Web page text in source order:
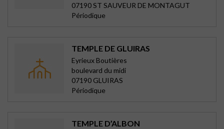
07190 ST SAUVEUR DE MONTAGUT
Périodique
TEMPLE DE GLUIRAS
Eyrieux Boutières
boulevard du midi
07190 GLUIRAS
Périodique
TEMPLE D’ALBON